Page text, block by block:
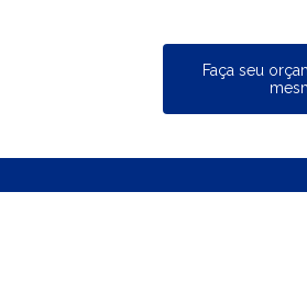
Faça seu